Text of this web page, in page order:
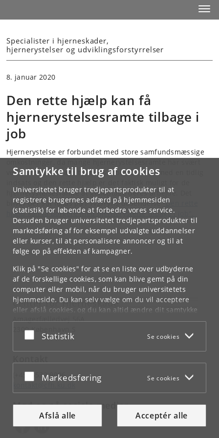
Samtykke til brug af cookies
Universitetet bruger tredjepartsprodukter til at
registrere brugernes adfærd på hjemmesiden
(statistik) for løbende at forbedre vores service.
Desuden bruger universitetet tredjepartsprodukter til
markedsføring af for eksempel udvalgte uddannelser
eller kurser, til at personalisere annoncer og til at
følge op på effekten af kampagner.
Klik på "Se cookies" for at se en liste over udbyderne
af de forskellige cookies, som kan blive gemt på din
computer eller mobil, når du bruger universitetets
hjemmeside. Du kan selv vælge om du vil acceptere
eller afslå cookies, og du kan altid ændre dit samtykke
underCookie- og privatlivspolitiksom du finder i
bunden af hver side.
Acceptér eller afslå
Statistik Se cookies
Acceptér eller afslå
Markedsføring Se cookies
Afslå alle Acceptér alle
Specialister i hjerneskader,
hjernerystelser og udviklingsforstyrrelser
8. januar 2020
Den rette hjælp kan få
hjernerystelsesramte tilbage i
job
Hjernerystelse er forbundet med store samfundsmæssige
ved at vende tilbage til deres arbejde. Men med en tidlig
hjernerystelsesramte at genoptage deres arbejde.
bliver der sat fokus på i Tv2/Fyns udsendelse"Den rette
hjælp kan få borgere med hjernerystelse tilbage i job".
Center for Hjerneskade
2300 København S
(+45) 3532 9006
Mød os på sociale medier